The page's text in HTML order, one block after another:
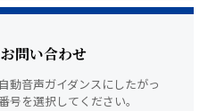
問い合わせ
自動音声ガイダンスにしたがっ
号を選択してください。